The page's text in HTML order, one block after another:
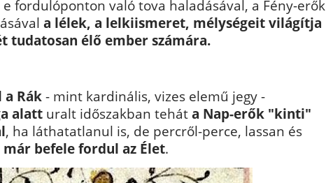
e fordulóponton való tova haladásával, a Fény-erők
a lélek, a lelkiismeret, mélységeit világítja
tudatosan élő ember számára.
a Rák- mint kardinális, vizes elemű jegy -
alatt uralt időszakban tehát a Nap-erők "kinti"
, ha láthatatlanul is, de percről-perce, lassan és
befele fordul az Élet.